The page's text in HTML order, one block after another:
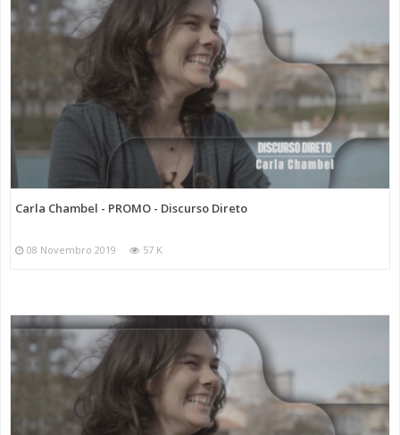
Carla Chambel - PROMO - Discurso Direto
08 Novembro 2019 57 K